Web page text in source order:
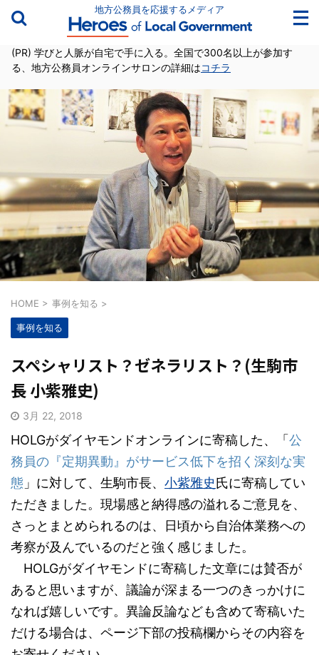
地方公務員を応援するメディア
(PR) 学びと人脈が自宅で手に入る。全国で300名以上が参加す
る、地方公務員オンラインサロンの詳細はコチラ
HOME > 事例を知る >
事例を知る
スペシャリスト？ゼネラリスト？(生駒市
長 小紫雅史)
3月 22, 2018
HOLGがダイヤモンドオンラインに寄稿した、「公
務員の『定期異動』がサービス低下を招く深刻な実
態 」に対して、生駒市長、 小紫雅史氏に寄稿してい
ただきました。現場感と納得感の溢れるご意見を、
さっとまとめられるのは、日頃から自治体業務への
考察が及んでいるのだと強く感じました。
HOLGがダイヤモンドに寄稿した文章には賛否が
あると思いますが、議論が深まる一つのきっかけに
なれば嬉しいです。異論反論なども含めて寄稿いた
だける場合は、ページ下部の投稿欄からその内容を